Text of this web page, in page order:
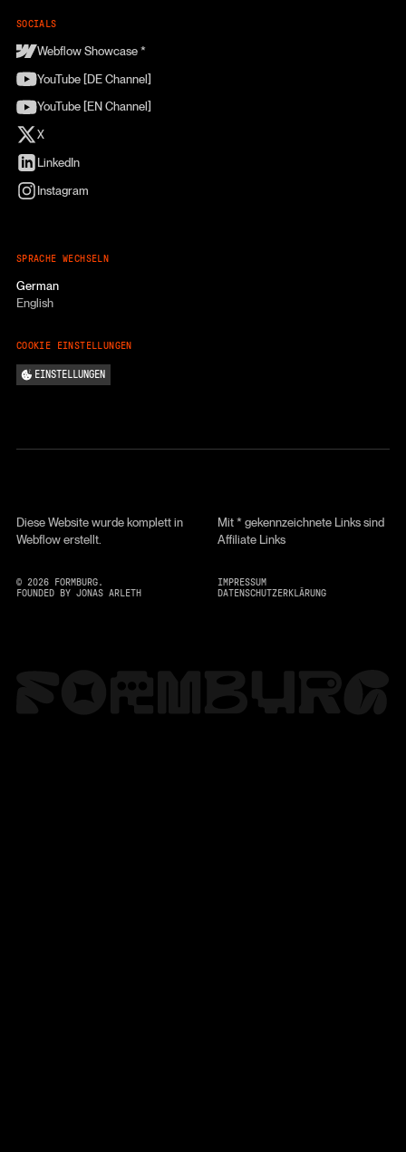
SOCIALS
Webflow Showcase *
YouTube [DE Channel]
YouTube [EN Channel]
X
LinkedIn
Instagram
SPRACHE WECHSELN
German
English
COOKIE EINSTELLUNGEN
EINSTELLUNGEN
Diese Website wurde komplett in
Webflow erstellt.
Mit * gekennzeichnete Links sind
Affiliate Links
© 2026FORMBURG.
FOUNDED BY JONAS ARLETH
IMPRESSUM
DATENSCHUTZERKLÄRUNG